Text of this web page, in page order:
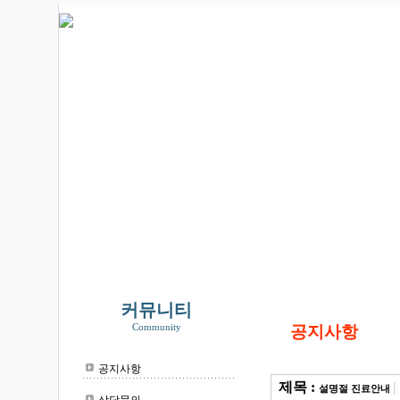
커뮤니티
Community
공지사항
공지사항
제목 : 설명절 진료안내 |